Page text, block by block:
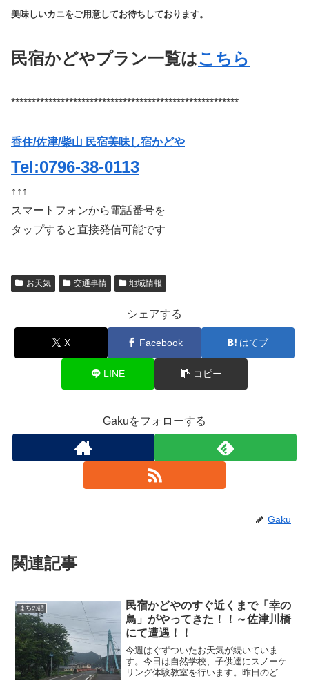
美味しいカニをご用意してお待ちしております。
民宿かどやプラン一覧はこちら
*******************************************************
香住/佐津/柴山 民宿美味し宿かどや
Tel:0796-38-0113
↑↑↑
スマートフォンから電話番号を
タップすると直接発信可能です
お天気 交通事情 地域情報
シェアする
X Facebook はてブ
LINE コピー
Gakuをフォローする
Gaku
関連記事
まちの話
民宿かどやのすぐ近くまで「幸の
鳥」がやってきた！！～佐津川橋
にて遭遇！！
今週はぐずついたお天気が続いていま
す。今日は自然学校、子供達にスノーケ
リング体験教室を行います。昨日のどん